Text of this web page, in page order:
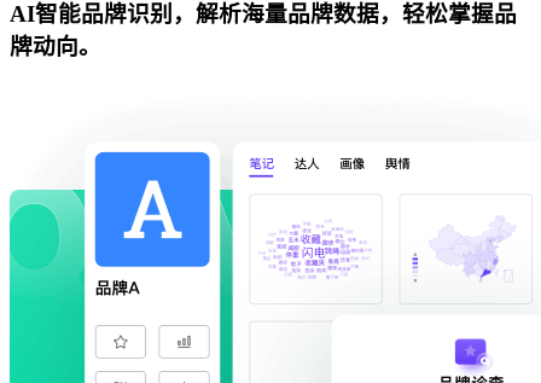
AI智能品牌识别，解析海量品牌数据，轻松掌握品
牌动向。